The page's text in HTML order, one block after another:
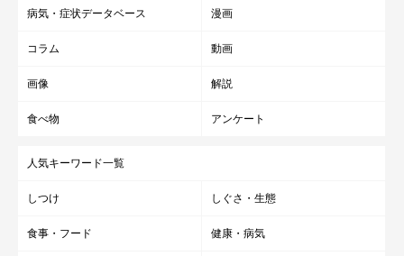
病気・症状データベース 漫画
コラム 動画
画像 解説
食べ物 アンケート
人気キーワード一覧
しつけ しぐさ・生態
食事・フード 健康・病気